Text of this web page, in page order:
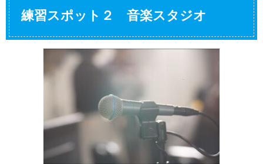
練習スポット２ 音楽スタジオ